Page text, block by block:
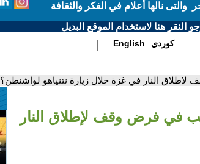
نالها أعلام في الفكر والثقافة
النقر هنا لاستخدام الموقع البديل
English كوردي
النار في غزة خلال زيارة نتنياهو لواشنطن؟
في فرض وقف لإطلاق النار